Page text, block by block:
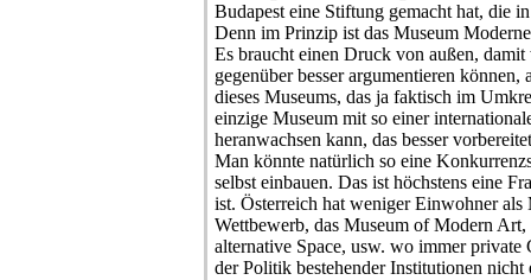
Budapest eine Stiftung gemacht hat, die
Denn im Prinzip ist das Museum
Es braucht einen Druck von außen,
gegenüber besser argumentieren
dieses Museums, das ja faktisch im
einzige Museum mit so einer
heranwachsen kann, das besser
Man könnte natürlich so eine
selbst einbauen. Das ist höchstens eine
ist. Österreich hat weniger Einwohner als
Wettbewerb, das Museum of Modern
alternative Space, usw. wo immer
der Politik bestehender Institutionen nicht